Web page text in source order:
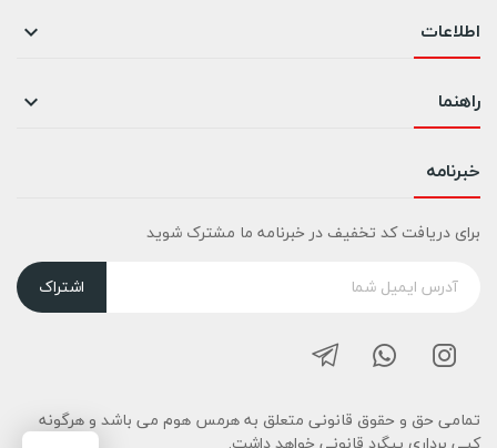
اطلاعات 
راهنما 
خبرنامه
برای دریافت کد تخفیف در خبرنامه ما مشترک شوید
اشتراک
تمامی حق و حقوق قانونی متعلق به هرمس هوم می باشد و هرگونه